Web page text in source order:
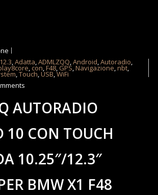
,Adatta,ADMLZQQ,Android,Autoradio,
, con,F48, GPS,Navigazione,nbt,
,Touch,USB,WiFi
AUTORADIO
10 CON TOUCH
10.25″/12.3″
BMW X1 F48